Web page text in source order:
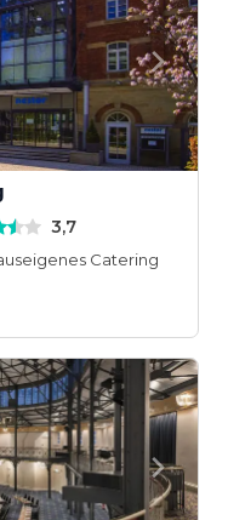
3,7
Catering